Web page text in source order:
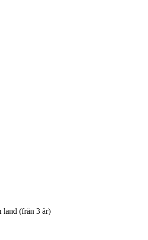
land (från 3 år)